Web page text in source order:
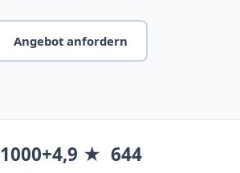
Angebot anfordern
1000+4,9 ★ 644